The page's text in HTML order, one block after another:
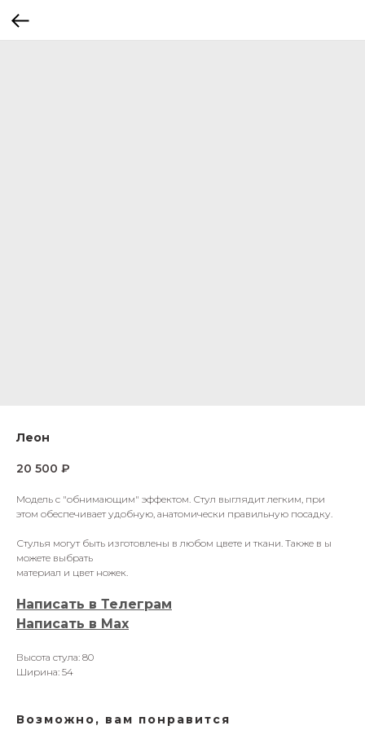
Леон
20 500 ₽
Модель с "обнимающим" эффектом. Стул выглядит легким, при
этом обеспечивает удобную, анатомически правильную посадку.
Стулья могут быть изготовлены в любом цвете и ткани. Также в ы
можете выбрать
материал и цвет ножек.
Написать в Телеграм
Написать в Мах
Высота стула: 80
Ширина: 54
Возможно, вам понравится